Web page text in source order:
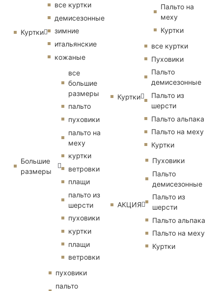
Куртки
все куртки
демисезонные
зимние
итальянские
кожаные
Большие
размеры
все
большие
размеры
пальто
пуховики
пальто на
меху
куртки
ветровки
плащи
пальто из
шерсти
пуховики
куртки
плащи
ветровки
пуховики
пальто
Пальто на
меху
Куртки
Куртки
все куртки
Пуховики
Пальто
демисезонные
Пальто из
шерсти
Пальто альпака
Пальто на меху
Куртки
АКЦИЯ
Пуховики
Пальто
демисезонные
Пальто из
шерсти
Пальто альпака
Пальто на меху
Куртки